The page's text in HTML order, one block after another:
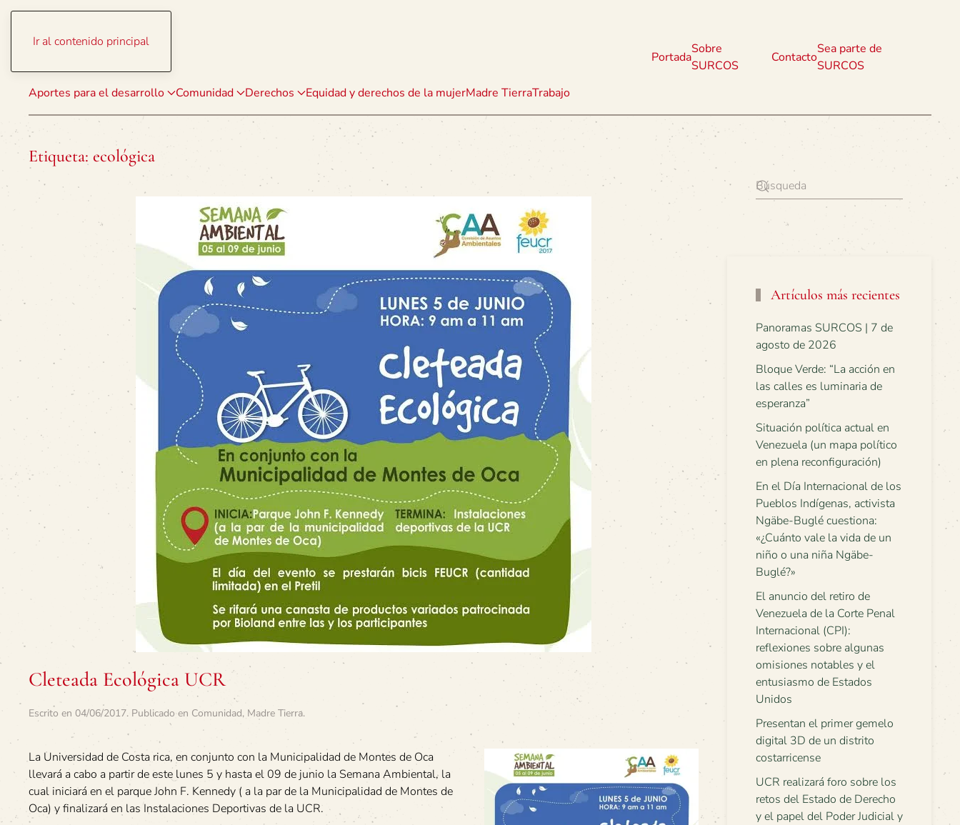
Ir al contenido principal
Aportes para el desarrollo Comunidad Derechos Equidad y derechos de la mujerMadre TierraTrabajo
Portada
Sobre
SURCOS
Contacto
Sea parte de
SURCOS
Etiqueta: ecológica
Cleteada Ecológica UCR
Escrito en 04/06/2017. Publicado en Comunidad, Madre Tierra.
La Universidad de Costa rica, en conjunto con la Municipalidad de Montes de Oca
llevará a cabo a partir de este lunes 5 y hasta el 09 de junio la Semana Ambiental, la
cual iniciará en el parque John F. Kennedy ( a la par de la Municipalidad de Montes de
Oca) y finalizará en las Instalaciones Deportivas de la UCR.
Artículos más recientes
Panoramas SURCOS | 7 de
agosto de 2026
Bloque Verde: “La acción en
las calles es luminaria de
esperanza”
Situación política actual en
Venezuela (un mapa político
en plena reconfiguración)
En el Día Internacional de los
Pueblos Indígenas, activista
Ngäbe-Buglé cuestiona:
«¿Cuánto vale la vida de un
niño o una niña Ngäbe-
Buglé?»
El anuncio del retiro de
Venezuela de la Corte Penal
Internacional (CPI):
reflexiones sobre algunas
omisiones notables y el
entusiasmo de Estados
Unidos
Presentan el primer gemelo
digital 3D de un distrito
costarricense
UCR realizará foro sobre los
retos del Estado de Derecho
y el papel del Poder Judicial y